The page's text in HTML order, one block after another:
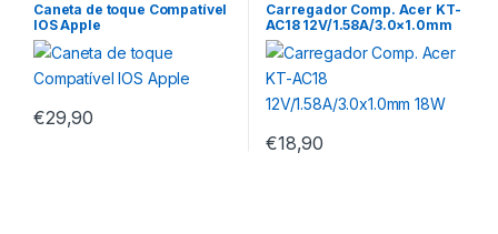
Caneta de toque Compatível
IOS Apple
€29,90
Carregador Comp. Acer KT-
AC18 12V/1.58A/3.0×1.0mm
18W
€18,90